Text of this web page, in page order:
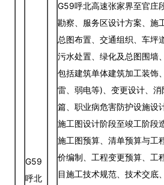
G59
呼北
G59呼北高速张家界至官庄
勘察、服务区设计方案、施
总图布置、交通组织、车坪
污水处置、绿化及总图围墙
包括建筑单体建筑加工装饰
雷、弱电等)、变更设计、
篇、职业病危害防护设施设
施工图设计阶段至竣工阶段
施工图预算、清单预算与工
价编制、工程变更预算、工
目施工技术规范、技术交底